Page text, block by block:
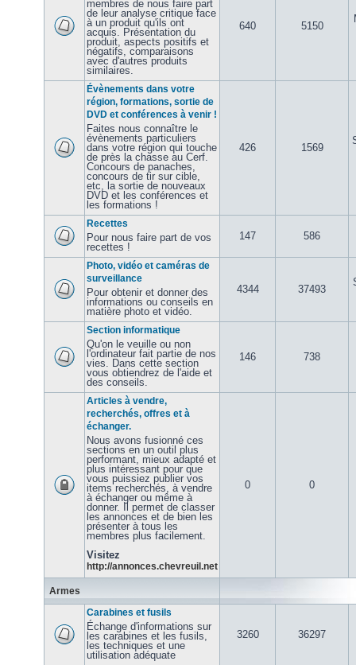
membres de nous faire part
de leur analyse critique face
à un produit qu'ils ont
acquis. Présentation du
produit, aspects positifs et
négatifs, comparaisons
avec d'autres produits
similaires.
640 5150
Évènements dans votre
région, formations, sortie de
DVD et conférences à venir !
Faites nous connaître le
évènements particuliers
dans votre région qui touche
de près la chasse au Cerf.
Concours de panaches,
concours de tir sur cible,
etc, la sortie de nouveaux
DVD et les conférences et
les formations !
426 1569
Recettes
Pour nous faire part de vos
recettes !
147 586
Photo, vidéo et caméras de
surveillance
Pour obtenir et donner des
informations ou conseils en
matière photo et vidéo.
4344 37493
Section informatique
Qu'on le veuille ou non
l'ordinateur fait partie de nos
vies. Dans cette section
vous obtiendrez de l'aide et
des conseils.
146 738
Articles à vendre,
recherchés, offres et à
échanger.
Nous avons fusionné ces
sections en un outil plus
performant, mieux adapté et
plus intéressant pour que
vous puissiez publier vos
items recherchés, à vendre
à échanger ou même à
donner. Il permet de classer
les annonces et de bien les
présenter à tous les
membres plus facilement.
Visitez
http://annonces.chevreuil.net
0 0
Armes
Carabines et fusils
Échange d'informations sur
les carabines et les fusils,
les techniques et une
utilisation adéquate
3260 36297